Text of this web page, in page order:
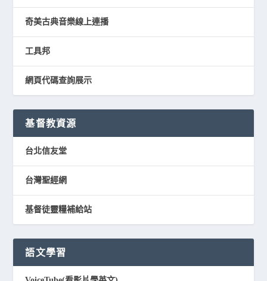
奇美古典音樂線上連播
工具邦
網頁代碼查詢展示
基督教資源
台北信友堂
台灣聖經網
基督徒靈糧補給站
語文學習